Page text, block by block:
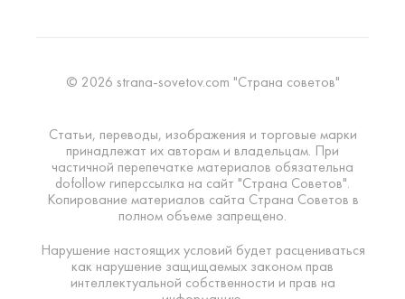
© 2026 strana-sovetov.com "Страна советов"
Статьи, переводы, изображения и торговые марки
принадлежат их авторам и владельцам. При
частичной перепечатке материалов обязательна
dofollow гиперссылка на сайт "Страна Советов".
Копирование материалов сайта Страна Советов в
полном объеме запрещено.
Нарушение настоящих условий будет расцениваться
как нарушение защищаемых законом прав
интеллектуальной собственности и прав на